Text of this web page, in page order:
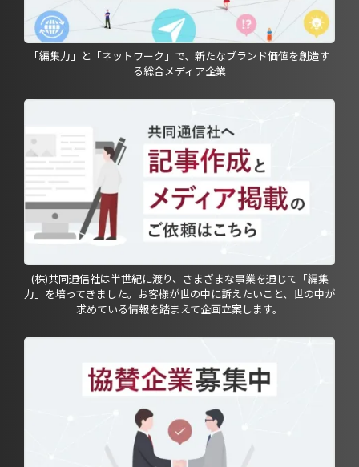
「編集力」と「ネットワーク」で、新たなブランド価値を創造す
る総合メディア企業
(株)共同通信社は半世紀に渡り、さまざまな事業を通じて「編集
力」を培ってきました。お客様が世の中に訴えたいこと、世の中が
求めている情報を踏まえて企画立案します。